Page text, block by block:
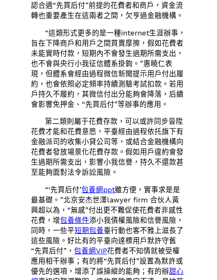
認合適“先買后付”前提的花費者和商戶，資金流
轉也重要產生在這兩者之間，欠亨過金融機構。
“這類形式更多的是一種internet生涯辦事，
旨在下降商戶和用戶之間買賣摩擦，假如花費者
未能實時付款，短期內不會發生過期所需支出，
也不會與央行小我征信體系掛鉤。”惠曉仁表
現，但體系會經由過程微信新聞提示用戶付出履
約，也會依照必定頻率持續測驗考試扣款。若用
戶持久不履約，其微信付出分能夠會降落，后續
會影響免押金、“先買后付”等辦事的應用。
第二類則屬于花費存款，可以或許同步晉陞
花費才能和花費意愿，平臺經由過程依托旗下有
金融派司的收集小貸公司等，或結合金融機構向
花費者發放場景化花費存款。假如用戶違約會發
生過期所需支出，影響小我信譽，持久不還款甚
至能夠面對法令訴訟風險。
“‘先買后付’包養網ppt雖方便，實事求是是
最基礎。”北京安杰世澤lawyer firm 合伙人黃
興超以為，“無感”付出更不難促使花費者非感性
花費，增包養條件添小我債權風險和信譽風險，
同時，一些平短期包養臺行動也客不雅上滋長了
這些風險。好比有的平臺向達標用戶默許守舊
“先買后付”，包養網VIP花費者不知情就被受權
應用相干辦事；有的將“先買后付”設置為默許或
優先的選項，增添了誤操縱的能夠；有的辦甜心